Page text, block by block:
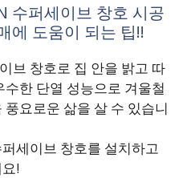
수퍼세이브 창호 시공
에 도움이 되는 팁!!
브 창호로 집 안을 밝고 따
한 단열 성능으로 겨울철
요로운 삶을 살 수 있습니
세이브 창호를 설치하고
!